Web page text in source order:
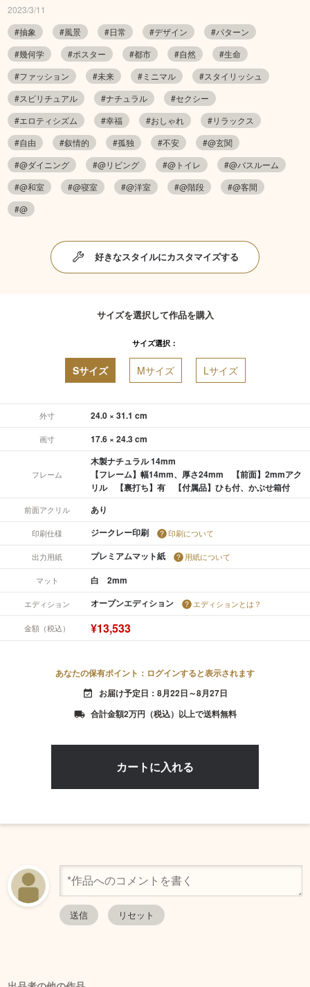
2023/3/11
#抽象
#風景 #日常 #デザイン
#パターン
#幾何学
#ポスター #都市 #自然
#生命
#ファッション
#未来 #ミニマル
#スタイリッシュ
#スピリチュアル
#ナチュラル
#セクシー
#エロティシズム
#幸福 #おしゃれ
#リラックス
#自由
#叙情的 #孤独 #不安
#@玄関
#@ダイニング
#@リビング #@トイレ
#@バスルーム
#@和室
#@寝室 #@洋室 #@階段
#@客間
#@
好きなスタイルにカスタマイズする
サイズを選択して作品を購入
サイズ選択：
Sサイズ Mサイズ Lサイズ
外寸 24.0 × 31.1 cm
画寸 17.6 × 24.3 cm
フレーム
木製ナチュラル 14mm
【フレーム】幅14mm、厚さ24mm 【前面】2mmアク
リル 【裏打ち】有 【付属品】ひも付、かぶせ箱付
前面アクリル あり
印刷仕様 ジークレー印刷 印刷について
出力用紙 プレミアムマット紙 用紙について
マット 白 2mm
エディション オープンエディション エディションとは？
金額（税込） ¥13,533
あなたの保有ポイント：ログインすると表示されます
event_available お届け予定日：8月22日～8月27日
local_shipping 合計金額2万円（税込）以上で送料無料